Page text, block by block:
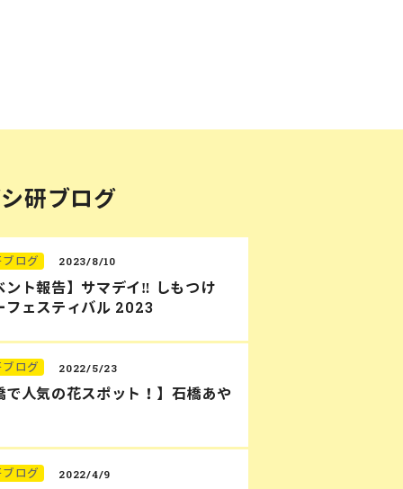
研ブログ
ログ 2023/8/10
ント報告】サマデイ‼︎ しもつけ
フェスティバル 2023
ログ 2022/5/23
で人気の花スポット！】石橋あや
ログ 2022/4/9